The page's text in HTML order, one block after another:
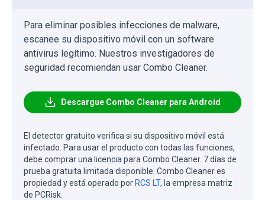
Para eliminar posibles infecciones de malware,
escanee su dispositivo móvil con un software
antivirus legítimo. Nuestros investigadores de
seguridad recomiendan usar Combo Cleaner.
Descargue Combo Cleaner para Android
El detector gratuito verifica si su dispositivo móvil está
infectado. Para usar el producto con todas las funciones,
debe comprar una licencia para Combo Cleaner. 7 días de
prueba gratuita limitada disponible. Combo Cleaner es
propiedad y está operado por RCS LT, la empresa matriz
de PCRisk.